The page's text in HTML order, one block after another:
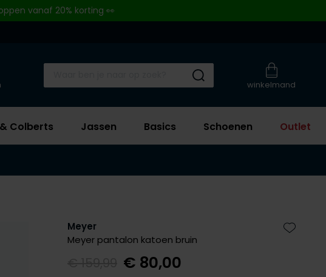
vanaf 20% korting 👀
winkelmand
Submit search
Colberts Jassen Basics Schoenen Outlet
Meyer
Meyer pantalon katoen bruin
Zet bij
€ 80,00